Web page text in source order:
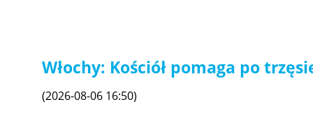
Włochy: Kościół pomaga po
(2026-08-06 16:50)